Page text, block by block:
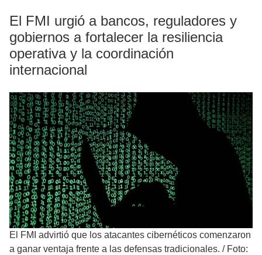
El FMI urgió a bancos, reguladores y
gobiernos a fortalecer la resiliencia
operativa y la coordinación
internacional
El FMI advirtió que los atacantes cibernéticos comenzaron
a ganar ventaja frente a las defensas tradicionales. / Foto: